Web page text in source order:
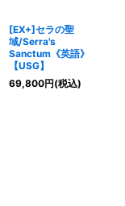
[EX+]セラの聖
域/Serra's
Sanctum《英語》
【USG】
69,800円(税込)